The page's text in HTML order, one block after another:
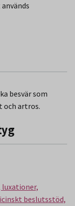
besvär som
artros.
beslutsstöd,